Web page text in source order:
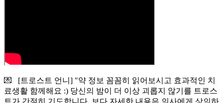
💌 [트로스트 언니] "약 정보 꼼꼼히 읽어보시고 효과적인 치
료생활 함께해요 :) 당신의 밤이 더 이상 괴롭지 않기를 트로스
트가 간절히 기도합니다. 보다 자세한 내용은 의사에게 상의하